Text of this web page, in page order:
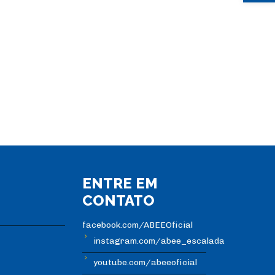
ENTRE EM
CONTATO
facebook.com/ABEEOficial
instagram.com/abee_escalada
youtube.com/abeeoficial